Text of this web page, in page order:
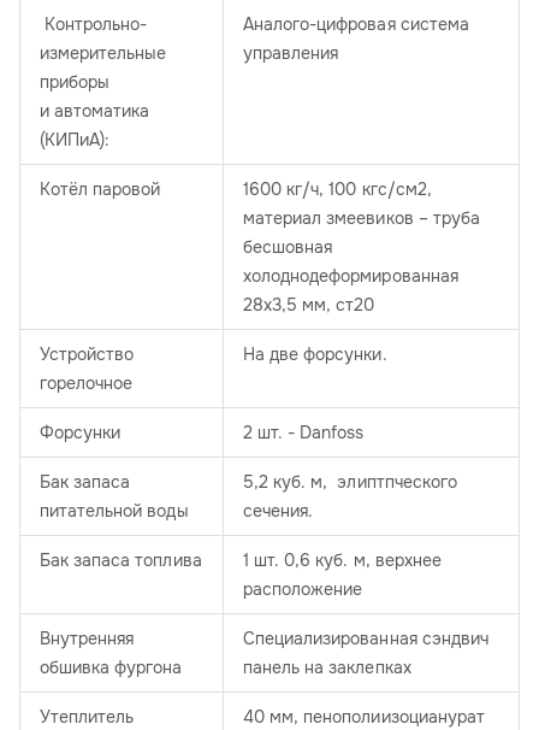
Контрольно-
измерительные
приборы
и автоматика
(КИПиА):
Аналого-цифровая система
управления
Котёл паровой
1600 кг/ч, 100 кгс/см2,
материал змеевиков – труба
бесшовная
холоднодеформированная
28х3,5 мм, ст20
Устройство
горелочное
На две форсунки.
Форсунки 2 шт. - Danfoss
Бак запаса
питательной воды
5,2 куб. м, элиптпческого
сечения.
Бак запаса топлива
1 шт. 0,6 куб. м, верхнее
расположение
Внутренняя
обшивка фургона
Специализированная сэндвич
панель на заклепках
Утеплитель 40 мм, пенополиизоцианурат